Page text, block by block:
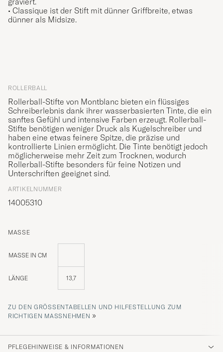
• Classique ist der Stift mit dünner Griffbreite, etwas
dünner als Midsize.
ROLLERBALL
Rollerball-Stifte von Montblanc bieten ein flüssiges
Schreiberlebnis dank ihrer wasserbasierten Tinte, die ein
sanftes Gefühl und intensive Farben erzeugt. Rollerball-
Stifte benötigen weniger Druck als Kugelschreiber und
haben eine etwas feinere Spitze, die präzise und
kontrollierte Linien ermöglicht. Die Tinte benötigt jedoch
möglicherweise mehr Zeit zum Trocknen, wodurch
Rollerball-Stifte besonders für feine Notizen und
Unterschriften geeignet sind.
ARTIKELNUMMER
14005310
MASSE
MASSE IN CM
LÄNGE 13,7
ZU DEN GRÖSSENTABELLEN UND HILFESTELLUNG ZUM R
ICHTIGEN MASSNEHMEN
»
PFLEGEHINWEISE & INFORMATIONEN